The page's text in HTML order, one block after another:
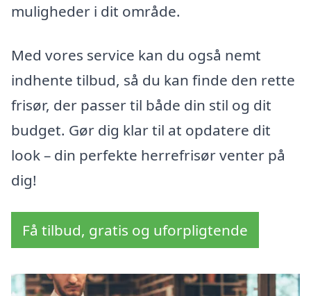
muligheder i dit område.
Med vores service kan du også nemt
indhente tilbud, så du kan finde den rette
frisør, der passer til både din stil og dit
budget. Gør dig klar til at opdatere dit
look – din perfekte herrefrisør venter på
dig!
Få tilbud, gratis og uforpligtende